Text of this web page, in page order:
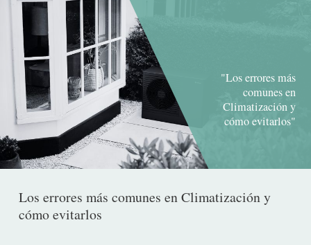
"Los errores más
comunes en
Climatización y
cómo evitarlos"
Los errores más comunes en Climatización y
cómo evitarlos